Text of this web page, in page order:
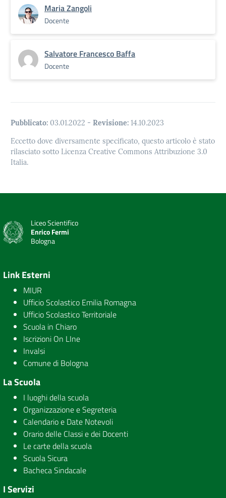
Maria Zangoli
Docente
Salvatore Francesco Baffa
Docente
Pubblicato: 03.01.2022 - Revisione: 14.10.2023
Eccetto dove diversamente specificato, questo articolo è stato
rilasciato sotto Licenza Creative Commons Attribuzione 3.0
Italia.
Liceo Scientifico
Enrico Fermi
Bologna
Link Esterni
MIUR
Ufficio Scolastico Emilia Romagna
Ufficio Scolastico Territoriale
Scuola in Chiaro
Iscrizioni On LIne
Invalsi
Comune di Bologna
La Scuola
I luoghi della scuola
Organizzazione e Segreteria
Calendario e Date Notevoli
Orario delle Classi e dei Docenti
Le carte della scuola
Scuola Sicura
Bacheca Sindacale
I Servizi